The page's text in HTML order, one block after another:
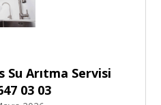
Arıtma Servisi
03 03